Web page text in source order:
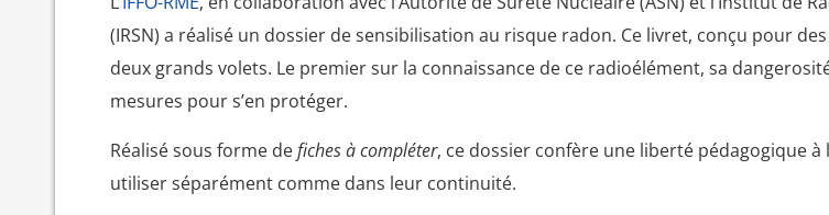
(IRSN) a réalisé un dossier de sensibilisation au risque radon. Ce livret, conçu pour
deux grands volets. Le premier sur la connaissance de ce radioélément, sa
mesures pour s’en protéger.
Réalisé sous forme defiches à compléter, ce dossier confère une liberté pédagogique à
utiliser séparément comme dans leur continuité.